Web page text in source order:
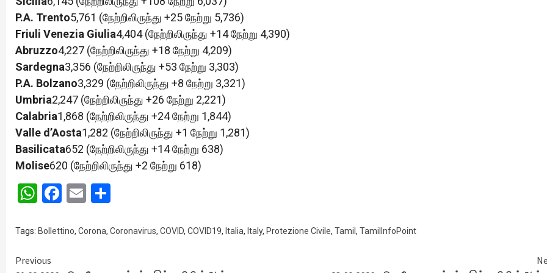
P.A. Trento5,761 (நேற்றிலிருந்து +25 நேற்று 5,736)
Friuli Venezia Giulia4,404 (நேற்றிலிருந்து +14 நேற்று 4,390)
Abruzzo4,227 (நேற்றிலிருந்து +18 நேற்று 4,209)
Sardegna3,356 (நேற்றிலிருந்து +53 நேற்று 3,303)
P.A. Bolzano3,329 (நேற்றிலிருந்து +8 நேற்று 3,321)
Umbria2,247 (நேற்றிலிருந்து +26 நேற்று 2,221)
Calabria1,868 (நேற்றிலிருந்து +24 நேற்று 1,844)
Valle d’Aosta1,282 (நேற்றிலிருந்து +1 நேற்று 1,281)
Basilicata652 (நேற்றிலிருந்து +14 நேற்று 638)
Molise620 (நேற்றிலிருந்து +2 நேற்று 618)
WhatsApp
Facebook
Email
Tags: Bollettino, Corona, Coronavirus, COVID, COVID19, Italia, Italy, Protezione Civile, Tamil , TamilInfoPoint
Continue
Previous